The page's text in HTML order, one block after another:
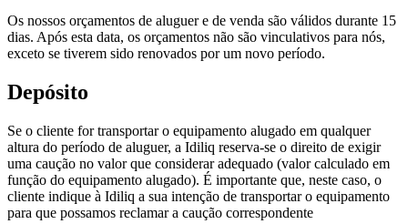
Os nossos orçamentos de aluguer e de venda são válidos durante 15
dias. Após esta data, os orçamentos não são vinculativos para nós,
exceto se tiverem sido renovados por um novo período.
Depósito
Se o cliente for transportar o equipamento alugado em qualquer
altura do período de aluguer, a Idiliq reserva-se o direito de exigir
uma caução no valor que considerar adequado (valor calculado em
função do equipamento alugado). É importante que, neste caso, o
cliente indique à Idiliq a sua intenção de transportar o equipamento
para que possamos reclamar a caução correspondente